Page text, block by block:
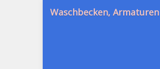
Waschbecken,